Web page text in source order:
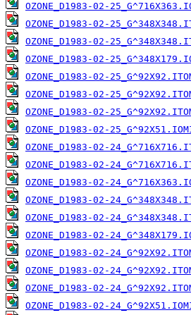
OZONE_D1983-02-
OZONE_D1983-02-
OZONE_D1983-02-
OZONE_D1983-02-
OZONE_D1983-02-
OZONE_D1983-02-
OZONE_D1983-02-
OZONE_D1983-02-
OZONE_D1983-02-
OZONE_D1983-02-
OZONE_D1983-02-
OZONE_D1983-02-
OZONE_D1983-02-
OZONE_D1983-02-
OZONE_D1983-02-
OZONE_D1983-02-
OZONE_D1983-02-
OZONE_D1983-02-